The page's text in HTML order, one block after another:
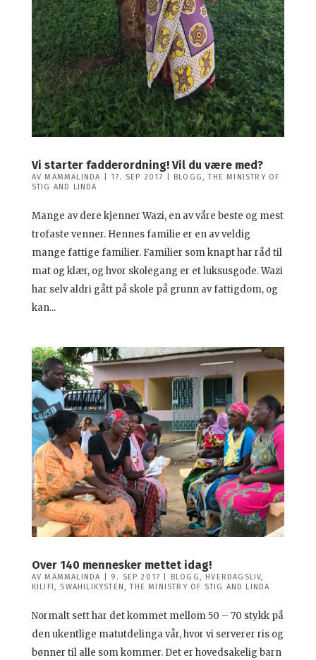
Vi starter fadderordning! Vil du være med?
AVMAMMALINDA 17. SEP 2017 BLOGG,THE MINISTRY OF
STIG AND LINDA
Mange av dere kjenner Wazi, en av våre beste og mest
trofaste venner. Hennes familie er en av veldig
mange fattige familier. Familier som knapt har råd til
mat og klær, og hvor skolegang er et luksusgode. Wazi
har selv aldri gått på skole på grunn av fattigdom, og
kan...
Over 140 mennesker mettet idag!
AVMAMMALINDA 9. SEP 2017 BLOGG, HVERDAGSLIV,
KILIFI, SWAHILIKYSTEN,THE MINISTRY OF STIG AND LINDA
Normalt sett har det kommet mellom 50 – 70 stykk på
den ukentlige matutdelinga vår, hvor vi serverer ris og
bønner til alle som kommer. Det er hovedsakelig barn